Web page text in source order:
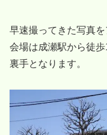
早速撮ってきた写真
会場は成瀬駅から徒
裏手となります。